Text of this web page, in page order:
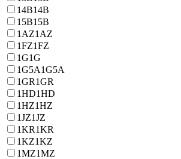
14B14B
15B15B
1AZ1AZ
1FZ1FZ
1G1G
1G5A1G5A
1GR1GR
1HD1HD
1HZ1HZ
1JZ1JZ
1KR1KR
1KZ1KZ
1MZ1MZ